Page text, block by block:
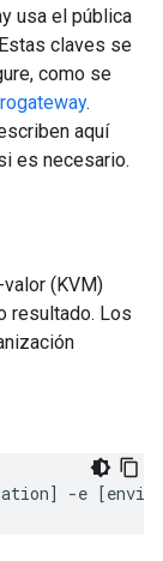
usa el pública
claves se
como se
.
aquí
es necesario.
(KVM)
resultado. Los
] -e [